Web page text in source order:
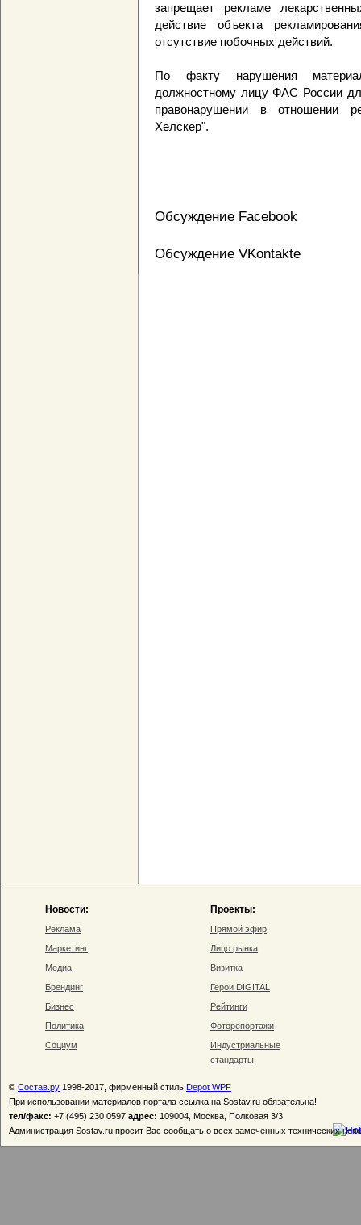
запрещает рекламе
действие объекта
отсутствие побочных действий.
По факту нарушения
должностному лицу ФАС России
правонарушении в отношении
Хелскер".
Обсуждение Facebook
Обсуждение VKontakte
Новости:
Реклама
Маркетинг
Медиа
Брендинг
Бизнес
Политика
Социум
Проекты:
Прямой эфир
Лицо рынка
Визитка
Герои DIGITAL
Рейтинги
Фоторепортажи
Индустриальные
стандарты
© Состав.ру 1998-2017, фирменный стиль Depot WPF
При использовании материалов портала ссылка на Sostav.ru обязательна!
тел/факс: +7 (495) 230 0597 адрес: 109004, Москва, Полковая 3/3
Администрация Sostav.ru просит Вас сообщать о всех замеченных технических